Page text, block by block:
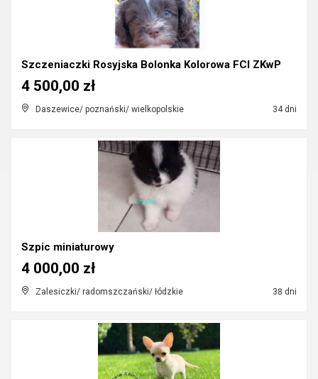
Szczeniaczki Rosyjska Bolonka Kolorowa FCI ZKwP
Daszewice/ poznański/ wielkopolskie 34 dni
4 500,00 zł
Szpic miniaturowy
Zalesiczki/ radomszczański/ łódzkie 38 dni
4 000,00 zł